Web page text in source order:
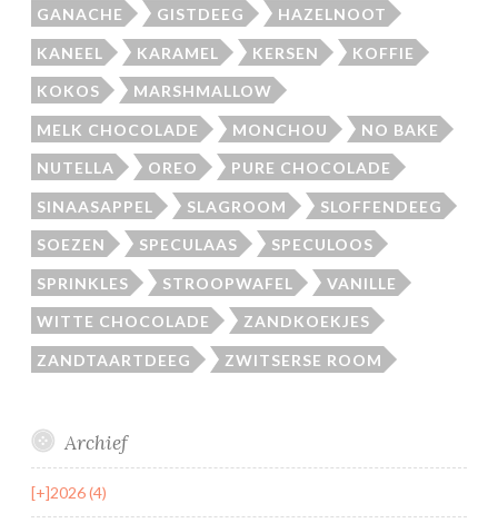
GANACHE GISTDEEG HAZELNOOT
KANEEL KARAMEL KERSEN KOFFIE
KOKOS MARSHMALLOW
MELK CHOCOLADE MONCHOU NO BAKE
NUTELLA OREO PURE CHOCOLADE
SINAASAPPEL SLAGROOM SLOFFENDEEG
SOEZEN SPECULAAS SPECULOOS
SPRINKLES STROOPWAFEL VANILLE
WITTE CHOCOLADE ZANDKOEKJES
ZANDTAARTDEEG ZWITSERSE ROOM
Archief
[+]2026 (4)